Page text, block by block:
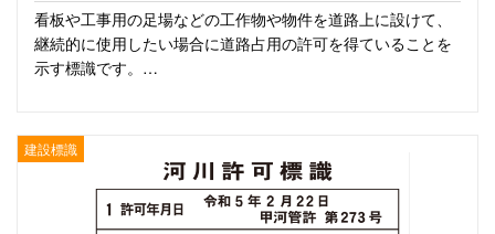
看板や工事用の足場などの工作物や物件を道路上に設けて、
継続的に使用したい場合に道路占用の許可を得ていることを
示す標識です。…
建設標識